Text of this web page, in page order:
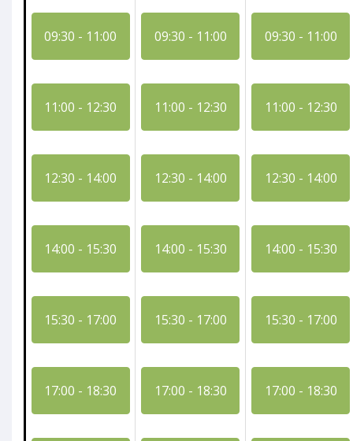
09:30 - 11:00
11:00 - 12:30
12:30 - 14:00
14:00 - 15:30
15:30 - 17:00
17:00 - 18:30
09:30 - 11:00
11:00 - 12:30
12:30 - 14:00
14:00 - 15:30
15:30 - 17:00
17:00 - 18:30
09:30 - 11:00
11:00 - 12:30
12:30 - 14:00
14:00 - 15:30
15:30 - 17:00
17:00 - 18:30